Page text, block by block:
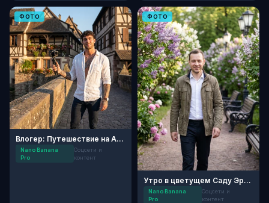
ФОТО
Влогер: Путешествие на Альбион
Nano Banana
Pro
Соцсети и
контент
ФОТО
Утро в цветущем Саду Эрмитаж
Nano Banana
Pro
Соцсети и
контент